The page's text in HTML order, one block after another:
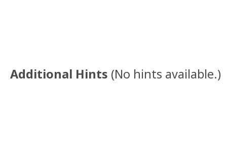
Additional Hints (No hints available.)